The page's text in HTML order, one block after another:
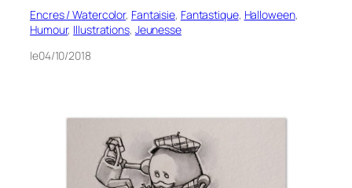
Encres / Watercolor, Fantaisie, Fantastique, Halloween
Humour, Illustrations, Jeunesse
le04/10/2018